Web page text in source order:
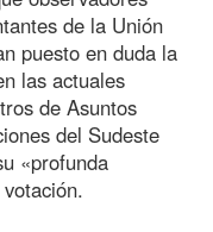
de la Unión
puesto en duda la
las actuales
de Asuntos
del Sudeste
«profunda